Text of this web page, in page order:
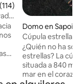
promedio: 5.0 de
Domo en Sapois
Cúpula estrellada
y naturaleza en
¿Quién no ha
estrellas? La
situada a 840
mar en el